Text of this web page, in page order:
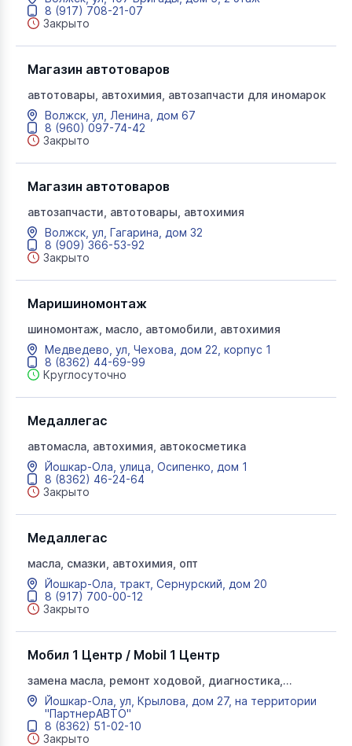
8 (917) 708-21-07
Закрыто
Магазин автотоваров
автотовары, автохимия, автозапчасти для иномарок
Волжск, ул, Ленина, дом 67
8 (960) 097-74-42
Закрыто
Магазин автотоваров
автозапчасти, автотовары, автохимия
Волжск, ул, Гагарина, дом 32
8 (909) 366-53-92
Закрыто
Маришиномонтаж
шиномонтаж, масло, автомобили, автохимия
Медведево, ул, Чехова, дом 22, корпус 1
8 (8362) 44-69-99
Круглосуточно
Медаллегас
автомасла, автохимия, автокосметика
Йошкар-Ола, улица, Осипенко, дом 1
8 (8362) 46-24-64
Закрыто
Медаллегас
масла, смазки, автохимия, опт
Йошкар-Ола, тракт, Сернурский, дом 20
8 (917) 700-00-12
Закрыто
Мобил 1 Центр / Mobil 1 Центр
замена масла, ремонт ходовой, диагностика,
Йошкар-Ола, ул, Крылова, дом 27, на территории
"ПартнерАВТО"
8 (8362) 51-02-10
Закрыто